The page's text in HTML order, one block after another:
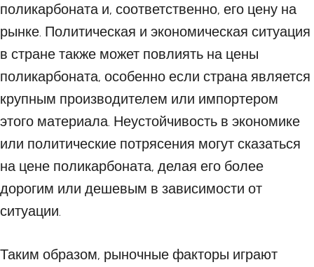
поликарбоната и, соответственно, его цену на
рынке. Политическая и экономическая ситуация
в стране также может повлиять на цены
поликарбоната, особенно если страна является
крупным производителем или импортером
этого материала. Неустойчивость в экономике
или политические потрясения могут сказаться
на цене поликарбоната, делая его более
дорогим или дешевым в зависимости от
ситуации.
Таким образом, рыночные факторы играют